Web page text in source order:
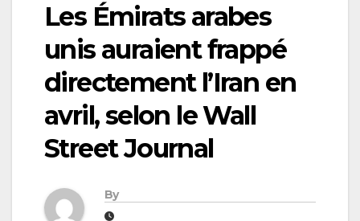
Les Émirats arabes
unis auraient frappé
directement l’Iran en
avril, selon le Wall
Street Journal
By